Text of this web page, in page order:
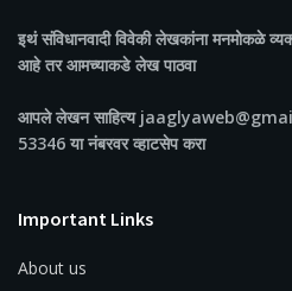
इथं संविधानवादी विवेकी लेखकांना मनमोकळे
आहे तर आमच्याकडे लेख पाठवा
आपले लेखन साहित्य
53346 या नंबरवर व्हाटसेप करा
Important Links
About us